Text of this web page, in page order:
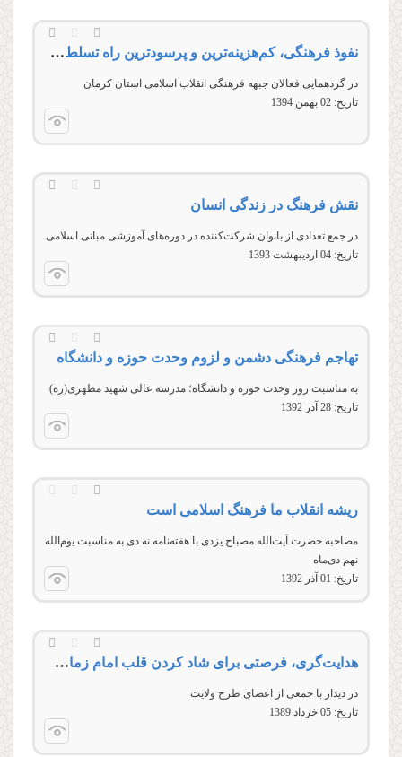
نفوذ فرهنگی، كم‌هزینه‌ترین و پرسودترین راه تسلط دشمن بر جامعه اسلامی
در گردهمايی فعالان جبهه فرهنگی انقلاب اسلامی استان کرمان
تاریخ: 02 بهمن 1394
نقش فرهنگ در زندگی انسان
در جمع تعدادی از بانوان شركت‌كننده در دوره‌های آموزشی مبانی اسلامی
تاریخ: 04 ارديبهشت 1393
تهاجم فرهنگی دشمن و لزوم وحدت حوزه و دانشگاه
به مناسبت روز وحدت حوزه و دانشگاه؛ مدرسه عالی شهید مطهری(ره)
تاریخ: 28 آذر 1392
ریشه انقلاب ما فرهنگ اسلامی است
مصاحبه حضرت آیت‌الله مصباح یزدی با هفته‌نامه نه دی به مناسبت یوم‌الله
نهم دی‌ماه
تاریخ: 01 آذر 1392
هدایت‌گری، فرصتی برای شاد کردن قلب امام زمان‌عجل‌‌الله‌‌فرجه‌‌الشریف
در دیدار با جمعی از اعضای طرح ولایت
تاریخ: 05 خرداد 1389